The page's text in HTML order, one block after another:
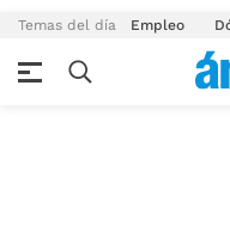
Temas del día Empleo